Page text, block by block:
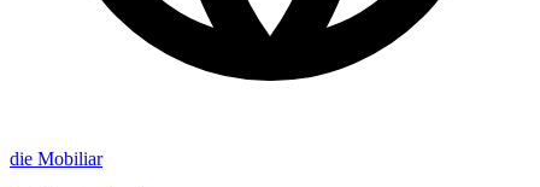
die Mobiliar